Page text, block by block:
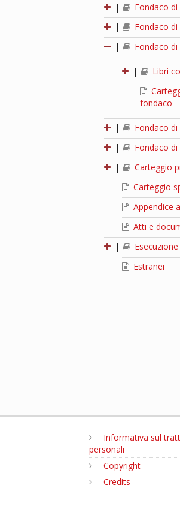
|
Fondaco di
|
Fondaco di
|
Fondaco
|
Libri
fondaco
|
Fondaco di
|
Fondaco
|
Carteggio
Carteggio
Appendice
Atti e
|
Estranei
Informativa sul
personali
Copyright
Credits